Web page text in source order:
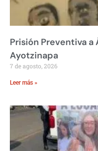
Prisión Preventiva a
Ayotzinapa
7 de agosto, 2026
Leer más »